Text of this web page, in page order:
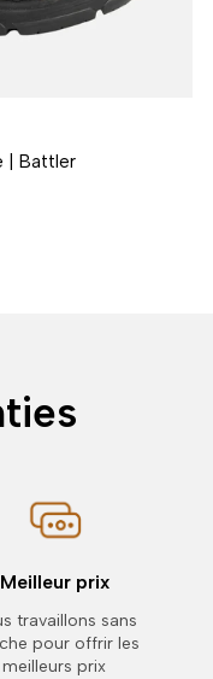
| Battler
Meilleur prix
travaillons sans
pour offrir les
meilleurs prix